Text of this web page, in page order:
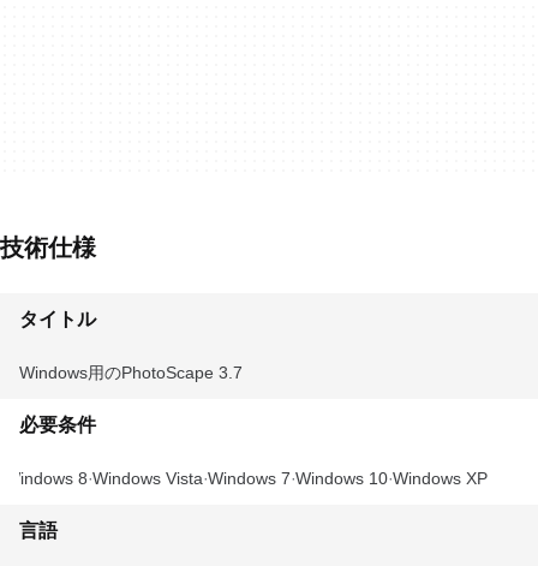
技術仕様
タイトル
Windows用のPhotoScape 3.7
必要条件
Windows 8 Windows Vista Windows 7 Windows 10 Windows XP
言語